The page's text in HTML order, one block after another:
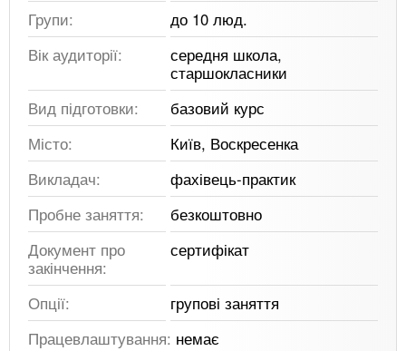
Групи:
до 10 люд.
Вік аудиторії:
середня школа,
старшокласники
Вид підготовки:
базовий курс
Місто:
Київ, Воскресенка
Викладач:
фахівець-практик
Пробне заняття:
безкоштовно
Документ про
закінчення:
сертифікат
Опції:
групові заняття
Працевлаштування: немає